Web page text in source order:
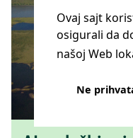
Ovaj sajt
osigurali da
našoj Web
Ne